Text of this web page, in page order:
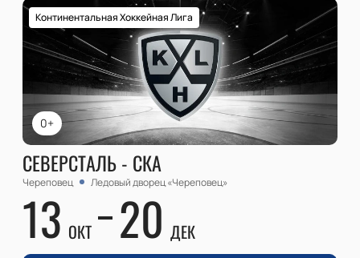
0+
Континентальная Хоккейная Лига
СЕВЕРСТАЛЬ - СКА
Череповец Ледовый дворец «Череповец»
13 ОКТ 20 ДЕК